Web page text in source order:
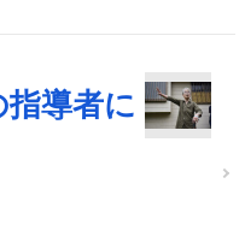
導者に